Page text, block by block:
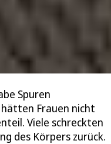
Spuren
Frauen nicht
Viele schreckten
des Körpers zurück.